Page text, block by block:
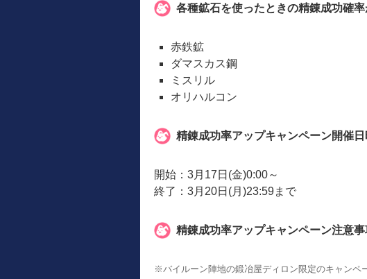
各種鉱石を使ったときの精錬成功確率
赤鉄鉱
ダマスカス鋼
ミスリル
オリハルコン
精錬成功率アップキャンペーン開催日
開始：3月17日(金)0:00～
終了：3月20日(月)23:59まで
精錬成功率アップキャンペーン注意事
※バイルーン陣地の鍛冶屋ディロン限定のキャンペ